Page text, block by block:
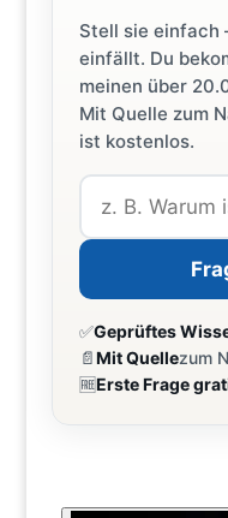
Stell sie einfach
einfällt. Du
meinen über
Mit Quelle zum
ist kostenlos.
✅Geprüftes
📄Mit Quellezum
🆓Erste Frage